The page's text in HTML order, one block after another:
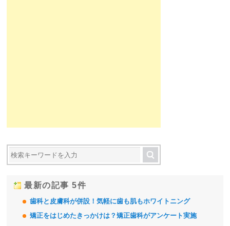
最新の記事 5件
歯科と皮膚科が併設！気軽に歯も肌もホワイトニング
矯正をはじめたきっかけは？矯正歯科がアンケート実施